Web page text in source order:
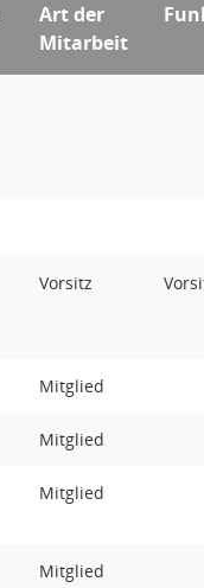
Art der
Mitarbeit
Vorsitz
Mitglied
Mitglied
Mitglied
Mitglied